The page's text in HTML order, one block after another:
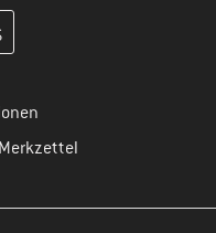
erstelle im nächsten